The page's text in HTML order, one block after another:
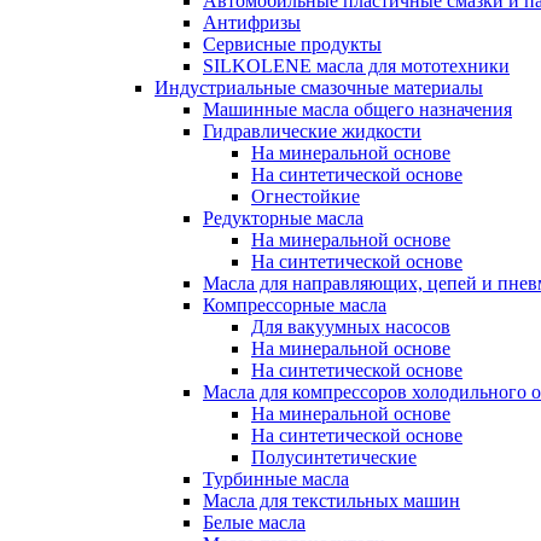
Антифризы
Сервисные продукты
SILKOLENE масла для мототехники
Индустриальные смазочные материалы
Машинные масла общего назначения
Гидравлические жидкости
На минеральной основе
На синтетической основе
Огнестойкие
Редукторные масла
На минеральной основе
На синтетической основе
Масла для направляющих, цепей и
Компрессорные масла
Для вакуумных насосов
На минеральной основе
На синтетической основе
Масла для компрессоров холодильного
На минеральной основе
На синтетической основе
Полусинтетические
Турбинные масла
Масла для текстильных машин
Белые масла